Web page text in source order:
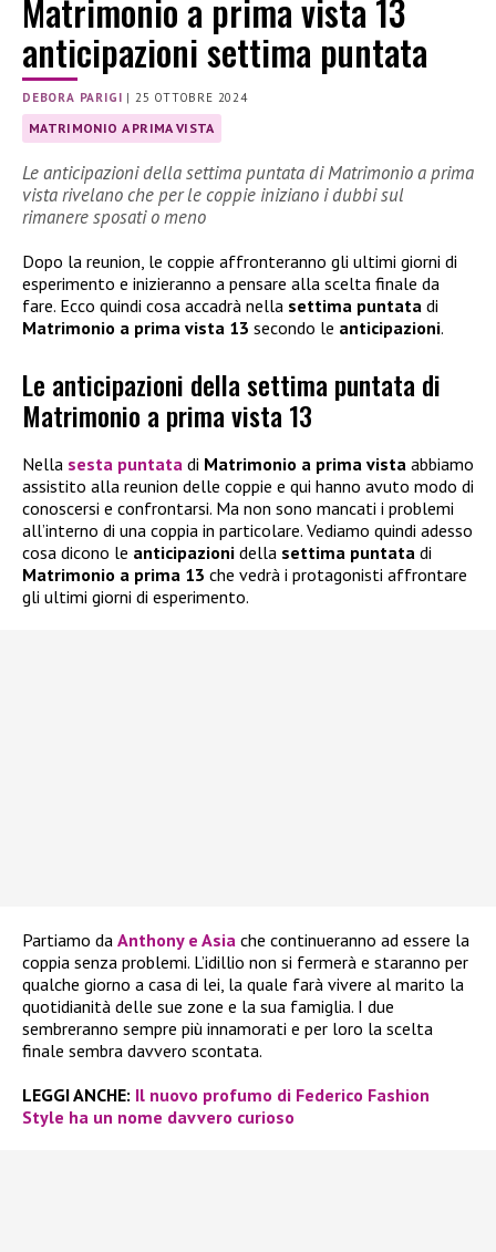
Matrimonio a prima vista 13
anticipazioni settima puntata
DEBORA PARIGI | 25 OTTOBRE 2024
MATRIMONIO A PRIMA VISTA
Le anticipazioni della settima puntata di Matrimonio a prima
vista rivelano che per le coppie iniziano i dubbi sul
rimanere sposati o meno
Dopo la reunion, le coppie affronteranno gli ultimi giorni di
esperimento e inizieranno a pensare alla scelta finale da
fare. Ecco quindi cosa accadrà nella settima puntata di
Matrimonio a prima vista 13 secondo le anticipazioni.
Le anticipazioni della settima puntata di
Matrimonio a prima vista 13
Nella sesta puntata di Matrimonio a prima vista abbiamo
assistito alla reunion delle coppie e qui hanno avuto modo di
conoscersi e confrontarsi. Ma non sono mancati i problemi
all’interno di una coppia in particolare. Vediamo quindi adesso
cosa dicono le anticipazioni della settima puntata di
Matrimonio a prima 13 che vedrà i protagonisti affrontare
gli ultimi giorni di esperimento.
Partiamo da Anthony e Asia che continueranno ad essere la
coppia senza problemi. L’idillio non si fermerà e staranno per
qualche giorno a casa di lei, la quale farà vivere al marito la
quotidianità delle sue zone e la sua famiglia. I due
sembreranno sempre più innamorati e per loro la scelta
finale sembra davvero scontata.
LEGGI ANCHE: Il nuovo profumo di Federico Fashion
Style ha un nome davvero curioso